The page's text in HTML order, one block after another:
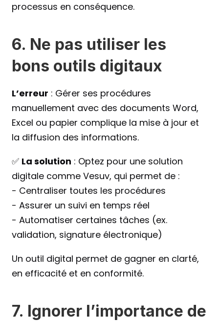
processus en conséquence.
6. Ne pas utiliser les
bons outils digitaux
L’erreur : Gérer ses procédures
manuellement avec des documents Word,
Excel ou papier complique la mise à jour et
la diffusion des informations.
✅ La solution : Optez pour une solution
digitale comme Vesuv, qui permet de :
- Centraliser toutes les procédures
- Assurer un suivi en temps réel
- Automatiser certaines tâches (ex.
validation, signature électronique)
Un outil digital permet de gagner en clarté,
en efficacité et en conformité.
7. Ignorer l’importance de